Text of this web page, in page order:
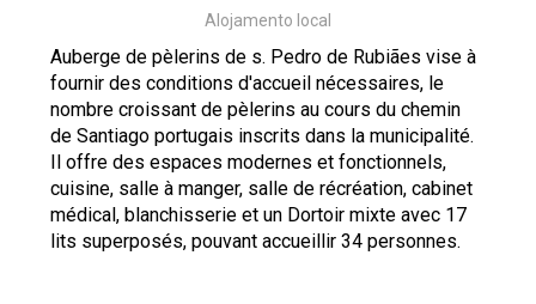
Alojamento local
Auberge de pèlerins de s. Pedro de Rubiães vise à
fournir des conditions d'accueil nécessaires, le
nombre croissant de pèlerins au cours du chemin
de Santiago portugais inscrits dans la municipalité.
Il offre des espaces modernes et fonctionnels,
cuisine, salle à manger, salle de récréation, cabinet
médical, blanchisserie et un Dortoir mixte avec 17
lits superposés, pouvant accueillir 34 personnes.